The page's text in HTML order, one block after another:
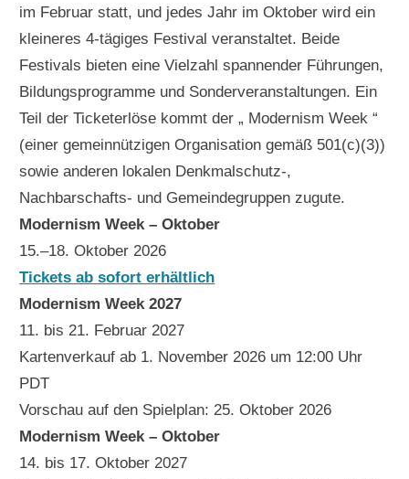
im Februar statt, und jedes Jahr im Oktober wird ein
kleineres 4-tägiges Festival veranstaltet. Beide
Festivals bieten eine Vielzahl spannender Führungen,
Bildungsprogramme und Sonderveranstaltungen. Ein
Teil der Ticketerlöse kommt der „ Modernism Week “
(einer gemeinnützigen Organisation gemäß 501(c)(3))
sowie anderen lokalen Denkmalschutz-,
Nachbarschafts- und Gemeindegruppen zugute.
Modernism Week – Oktober
15.–18. Oktober 2026
Tickets ab sofort erhältlich
Modernism Week 2027
11. bis 21. Februar 2027
Kartenverkauf ab 1. November 2026 um 12:00 Uhr
PDT
Vorschau auf den Spielplan: 25. Oktober 2026
Modernism Week – Oktober
14. bis 17. Oktober 2027